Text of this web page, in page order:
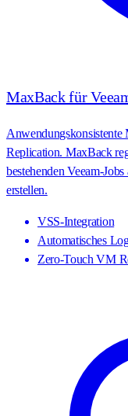
MaxBack für
Replication. MaxBack
bestehenden Veeam-
erstellen.
VSS-Integration
Automatisches
Zero-Touch VM